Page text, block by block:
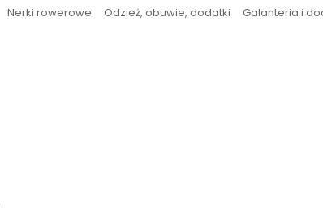
Nerki rowerowe Odzież, obuwie, dodatki Galanteria i